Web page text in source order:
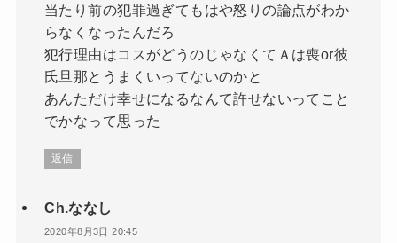
当たり前の犯罪過ぎてもはや怒りの論点がわか
らなくなったんだろ
犯行理由はコスがどうのじゃなくてＡは喪or彼
氏旦那とうまくいってないのかと
あんただけ幸せになるなんて許せないってこと
でかなって思った
返信
Ch.ななし
2020年8月3日 20:45